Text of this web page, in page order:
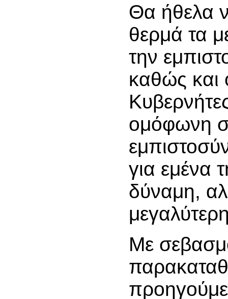
Θα ήθελα
θερμά τα
την
καθώς και
ομόφωνη
για εμένα
δύναμη,
Με